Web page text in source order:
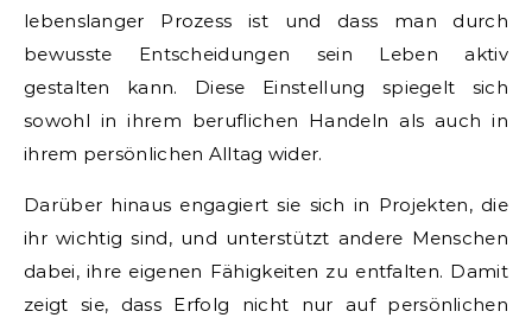
lebenslanger Prozess ist und dass man durch
bewusste Entscheidungen sein Leben aktiv
gestalten kann. Diese Einstellung spiegelt sich
sowohl in ihrem beruflichen Handeln als auch in
ihrem persönlichen Alltag wider.
Darüber hinaus engagiert sie sich in Projekten, die
ihr wichtig sind, und unterstützt andere Menschen
dabei, ihre eigenen Fähigkeiten zu entfalten. Damit
zeigt sie, dass Erfolg nicht nur auf persönlichen